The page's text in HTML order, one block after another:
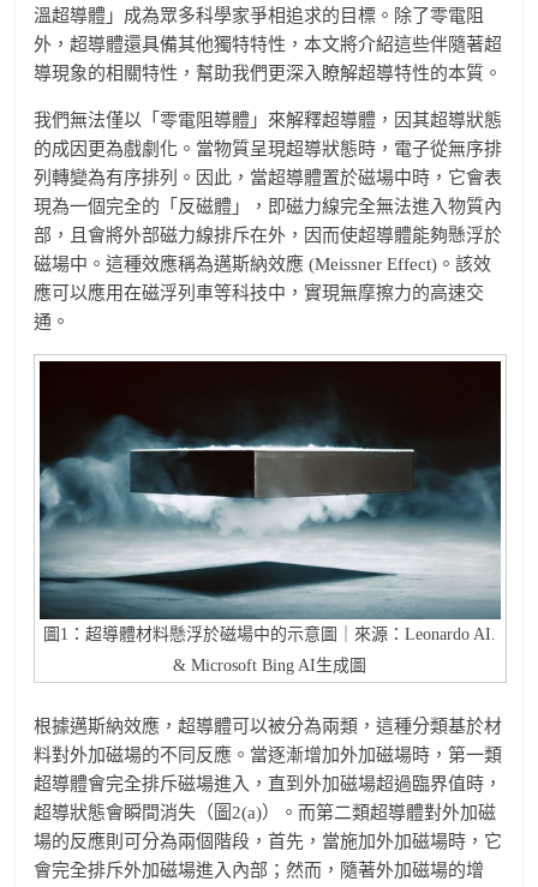
溫超導體」成為眾多科學家爭相追求的目標。除了零電阻
外，超導體還具備其他獨特特性，本文將介紹這些伴隨著超
導現象的相關特性，幫助我們更深入瞭解超導特性的本質。
我們無法僅以「零電阻導體」來解釋超導體，因其超導狀態
的成因更為戲劇化。當物質呈現超導狀態時，電子從無序排
列轉變為有序排列。因此，當超導體置於磁場中時，它會表
現為一個完全的「反磁體」，即磁力線完全無法進入物質內
部，且會將外部磁力線排斥在外，因而使超導體能夠懸浮於
磁場中。這種效應稱為邁斯納效應 (Meissner Effect)。該效
應可以應用在磁浮列車等科技中，實現無摩擦力的高速交
通。
圖1：超導體材料懸浮於磁場中的示意圖｜來源：Leonardo AI.
& Microsoft Bing AI生成圖
根據邁斯納效應，超導體可以被分為兩類，這種分類基於材
料對外加磁場的不同反應。當逐漸增加外加磁場時，第一類
超導體會完全排斥磁場進入，直到外加磁場超過臨界值時，
超導狀態會瞬間消失（圖2(a)）。而第二類超導體對外加磁
場的反應則可分為兩個階段，首先，當施加外加磁場時，它
會完全排斥外加磁場進入內部；然而，隨著外加磁場的增